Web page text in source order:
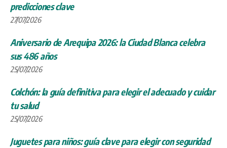
predicciones clave
27/07/2026
Aniversario de Arequipa 2026: la Ciudad Blanca celebra
sus 486 años
25/07/2026
Colchón: la guía definitiva para elegir el adecuado y cuidar
tu salud
25/07/2026
Juguetes para niños: guía clave para elegir con seguridad